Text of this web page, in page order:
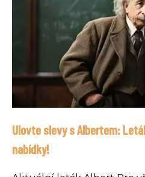
Ulovte slevy s Albertem:
nabídky!